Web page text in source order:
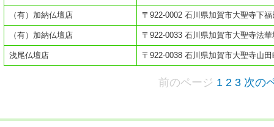
（有）加納仏壇店 〒922-0002 石川県加賀市大聖寺下福
（有）加納仏壇店 〒922-0033 石川県加賀市大聖寺法華
浅尾仏壇店 〒922-0038 石川県加賀市大聖寺山田
前のページ 1 2 3 次の